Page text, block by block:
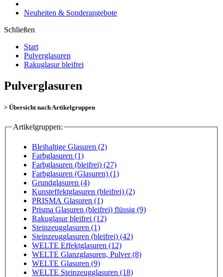
Neuheiten & Sonderangebote
Schließen
Start
Pulverglasuren
Rakuglasur bleifrei
Pulverglasuren
> Übersicht nach Artikelgruppen
Artikelgruppen:
Bleihaltige Glasuren (2)
Farbglasuren (1)
Farbglasuren (bleifrei) (27)
Farbglasuren (Glasuren) (1)
Grundglasuren (4)
Kunsteffektglasuren (bleifrei) (2)
PRISMA Glasuren (1)
Prisma Glasuren (bleifrei) flüssig (9)
Rakuglasur bleifrei (12)
Steinzeugglasuren (1)
Steinzeugglasuren (bleifrei) (42)
WELTE Effektglasuren (12)
WELTE Glanzglasuren, Pulver (8)
WELTE Glasuren (9)
WELTE Steinzeugglasuren (18)